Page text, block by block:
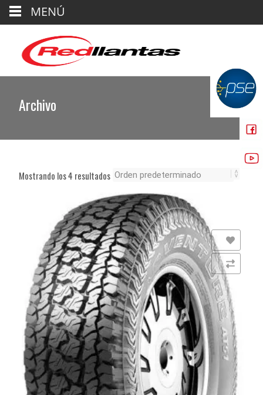
Archivo
Mostrando los 4 resultados
Comparar
Añadir a la lista de deseos
MENÚ